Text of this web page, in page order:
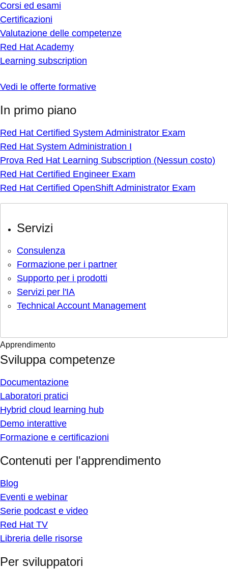
Corsi ed esami
Certificazioni
Valutazione delle competenze
Red Hat Academy
Learning subscription
Vedi le offerte formative
In primo piano
Red Hat Certified System Administrator Exam
Red Hat System Administration I
Prova Red Hat Learning Subscription (Nessun costo)
Red Hat Certified Engineer Exam
Red Hat Certified OpenShift Administrator Exam
Servizi
Consulenza
Formazione per i partner
Supporto per i prodotti
Servizi per l'IA
Technical Account Management
Apprendimento
Sviluppa competenze
Documentazione
Laboratori pratici
Hybrid cloud learning hub
Demo interattive
Formazione e certificazioni
Contenuti per l'apprendimento
Blog
Eventi e webinar
Serie podcast e video
Red Hat TV
Libreria delle risorse
Per sviluppatori